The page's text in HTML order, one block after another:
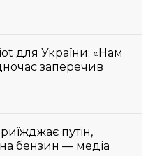
для України: «Нам
заперечив
путін,
бензин — медіа